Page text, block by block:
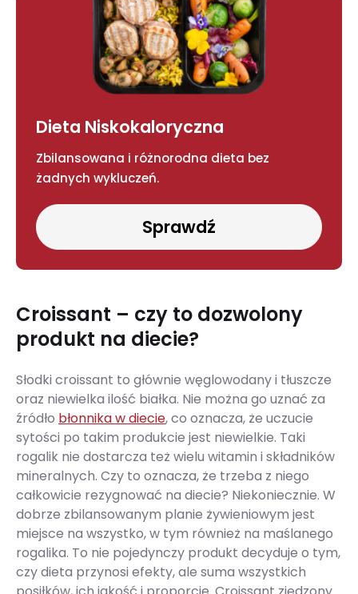
Dieta Niskokaloryczna
Zbilansowana i różnorodna dieta bez
żadnych wykluczeń.
Sprawdź
Croissant – czy to dozwolony
produkt na diecie?
Słodki croissant to głównie węglowodany i tłuszcze
oraz niewielka ilość białka. Nie można go uznać za
źródło błonnika w diecie, co oznacza, że uczucie
sytości po takim produkcie jest niewielkie. Taki
rogalik nie dostarcza też wielu witamin i składników
mineralnych. Czy to oznacza, że trzeba z niego
całkowicie rezygnować na diecie? Niekoniecznie. W
dobrze zbilansowanym planie żywieniowym jest
miejsce na wszystko, w tym również na maślanego
rogalika. To nie pojedynczy produkt decyduje o tym,
czy dieta przynosi efekty, ale suma wszystkich